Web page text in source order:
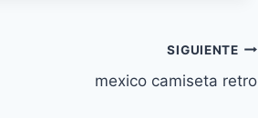
SIGUIENTE
mexico camiseta retro